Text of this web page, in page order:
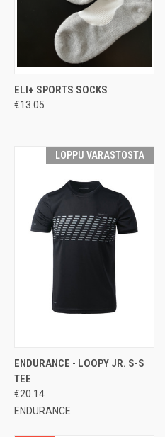
ELI+ SPORTS SOCKS
€13.05
LOPPU VARASTOSTA
ENDURANCE - LOOPY JR. S-S
TEE
€20.14
ENDURANCE